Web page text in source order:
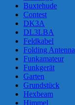
Buxtehude
Contest
DK3A
DL3LBA
Feldkabel
Folding Antenna
Funkamateur
Funkgerät
Garten
Grundstück
Hexbeam
Himmel